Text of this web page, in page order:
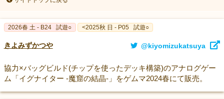
2026春 土 - B24 試遊○ <2025秋 日 - P05 試遊○
きよみずかつや @kiyomizukatsuya
協力×バッグビルド(チップを使ったデッキ構築)のアナログゲー
ム「イグナイター -魔窟の結晶-」をゲムマ2024春にて販売。